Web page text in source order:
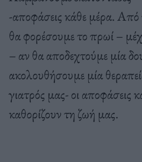
-αποφάσεις κάθε μέρα. Από
θα φορέσουμε το πρωί –
– αν θα αποδεχτούμε μία
ακολουθήσουμε μία
γιατρός μας- οι αποφάσεις
καθορίζουν τη ζωή μας.